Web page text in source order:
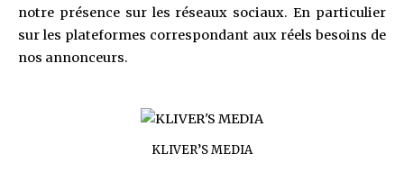
notre présence sur les réseaux sociaux. En particulier
sur les plateformes correspondant aux réels besoins de
nos annonceurs.
KLIVER’S MEDIA